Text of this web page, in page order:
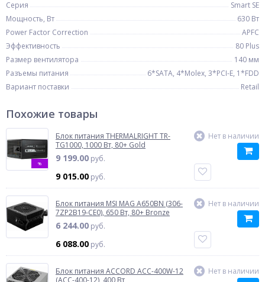
Серия
Smart SE
Мощность, Вт
630 Вт
Power Factor Correction
APFC
Эффективность
80 Plus
Размер вентилятора
140 мм
Разъемы питания
6*SATA, 4*Molex, 3*PCI-E, 1*FDD
Вариант поставки
Retail
Похожие товары
%
Блок питания THERMALRIGHT TR-
TG1000, 1000 Вт, 80+ Gold
9 199.00 руб.
9 015.00 руб.
Нет в наличии
Блок питания MSI MAG A650BN (306-
7ZP2B19-CE0), 650 Вт, 80+ Bronze
6 244.00 руб.
6 088.00 руб.
Нет в наличии
Блок питания ACCORD ACC-400W-12
(ACC-400-12), 400 Вт
Нет в наличии